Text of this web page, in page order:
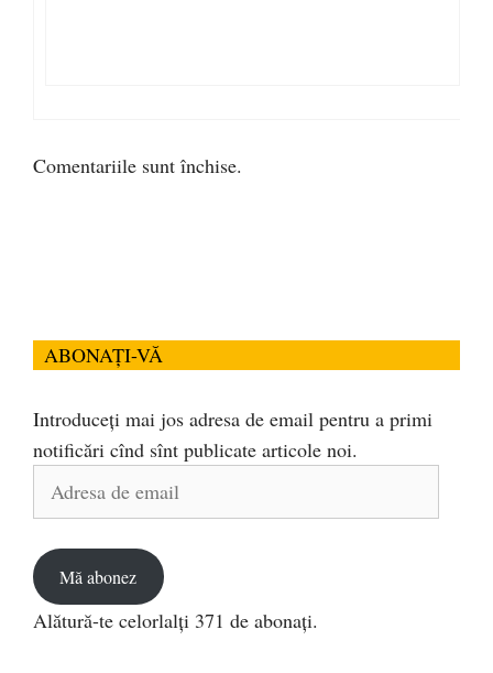
Comentariile sunt închise.
ABONAȚI-VĂ
Introduceți mai jos adresa de email pentru a primi
notificări cînd sînt publicate articole noi.
Adresa
Mă abonez
Alătură-te celorlalți 371 de abonați.